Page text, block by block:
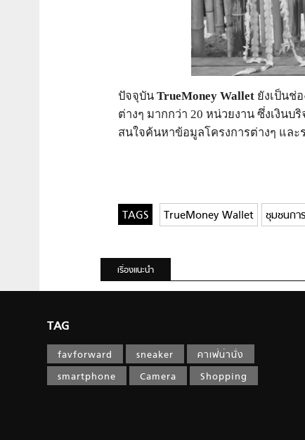
ปัจจุบัน TrueMoney Wallet ยังเป็นช่
ต่างๆ มากกว่า 20 หน่วยงาน ซึ่งเงิน
สนใจค้นหาข้อมูลโครงการต่างๆ และ
TrueMoney Wallet ชุมชนกา
เรื่องแนะนำ
TAG
favforward sneaker
คาเฟ่น่านั่ง
smartphone
Camera Shopping